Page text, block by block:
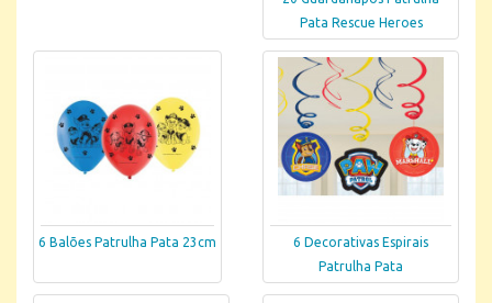
Pata Rescue Heroes
6 Balões Patrulha Pata 23cm
6 Decorativas Espirais
Patrulha Pata